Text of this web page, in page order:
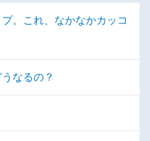
。これ、なかなかカッコ
なるの？